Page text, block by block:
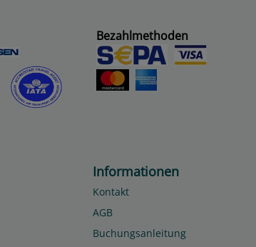
Bezahlmethoden
Informationen
Kontakt
AGB
Buchungsanleitung